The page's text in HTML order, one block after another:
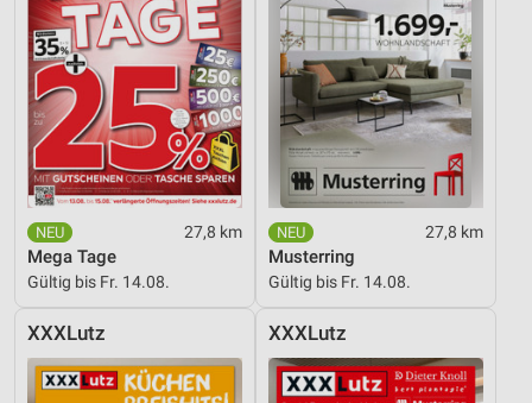
27,8 km
Mega Tage
Gültig bis Fr. 14.08.
27,8 km
Musterring
Gültig bis Fr. 14.08.
XXXLutz XXXLutz